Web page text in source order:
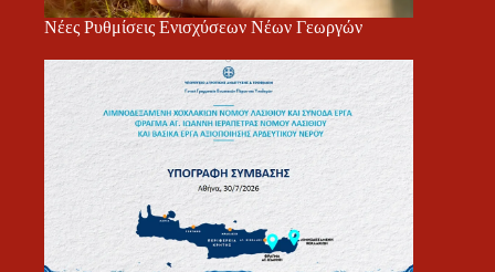
Νέες Ρυθμίσεις Ενισχύσεων Νέων Γεωργών